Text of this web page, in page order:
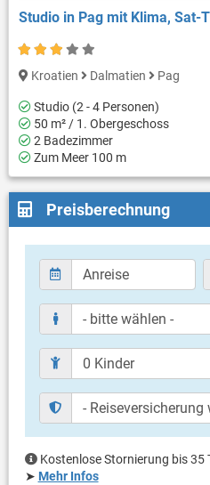
Studio in Pag mit Klima, Sat-
Kroatien Dalmatien Pag
Studio (2 - 4 Personen)
50 m² / 1. Obergeschoss
2 Badezimmer
Zum Meer 100 m
Preisberechnung
Kostenlose Stornierung bis 35
➤ Mehr Infos